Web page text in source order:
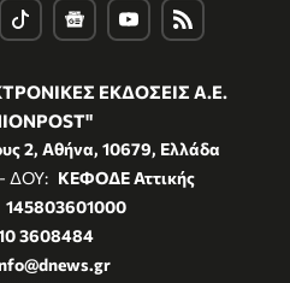
ΕΚΔΟΣΕΙΣ Α.Ε.
2, Αθήνα, 10679, Ελλάδα
ΔΟΥ: ΚΕΦΟΔΕ Αττικής
145803601000
3608484